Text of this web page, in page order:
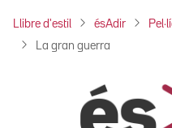
Llibre d'estil ésAdir
La gran guerra